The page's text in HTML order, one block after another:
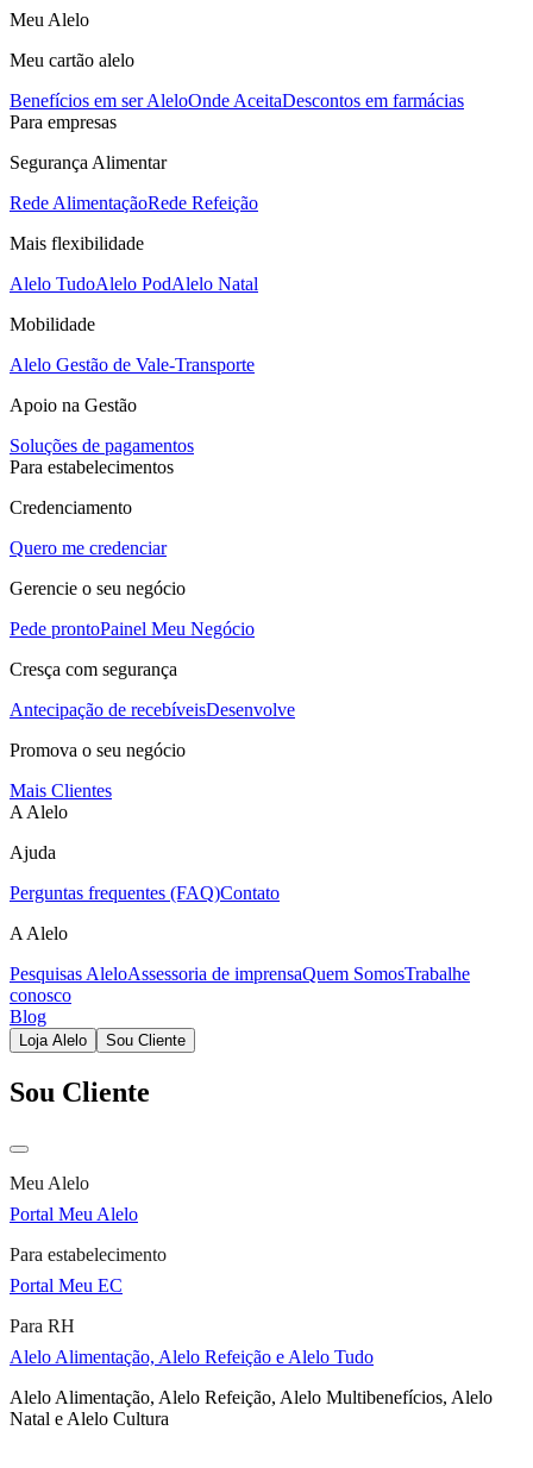
Meu Alelo
Meu cartão alelo
Benefícios em ser AleloOnde AceitaDescontos em farmácias
Para empresas
Segurança Alimentar
Rede AlimentaçãoRede Refeição
Mais flexibilidade
Alelo TudoAlelo PodAlelo Natal
Mobilidade
Alelo Gestão de Vale-Transporte
Apoio na Gestão
Soluções de pagamentos
Para estabelecimentos
Credenciamento
Quero me credenciar
Gerencie o seu negócio
Pede prontoPainel Meu Negócio
Cresça com segurança
Antecipação de recebíveisDesenvolve
Promova o seu negócio
Mais Clientes
A Alelo
Ajuda
Perguntas frequentes (FAQ)Contato
A Alelo
Pesquisas AleloAssessoria de imprensaQuem SomosTrabalhe
conosco
Blog
Loja Alelo Sou Cliente
Sou Cliente
Meu Alelo
Portal Meu Alelo
Para estabelecimento
Portal Meu EC
Para RH
Alelo Alimentação, Alelo Refeição e Alelo Tudo
Alelo Alimentação, Alelo Refeição, Alelo Multibenefícios, Alelo
Natal e Alelo Cultura